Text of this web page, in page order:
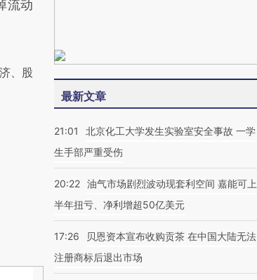
流动
、股
最新文章
21:01
北京化工大学发生实验室安全事故 一学
生手部严重受伤
20:22 油气市场剧烈波动现套利空间 嘉能可上
半年扭亏、净利增超50亿美元
17:26
贝恩资本宣布收购贡茶 在中国大陆无法
注册商标后退出市场